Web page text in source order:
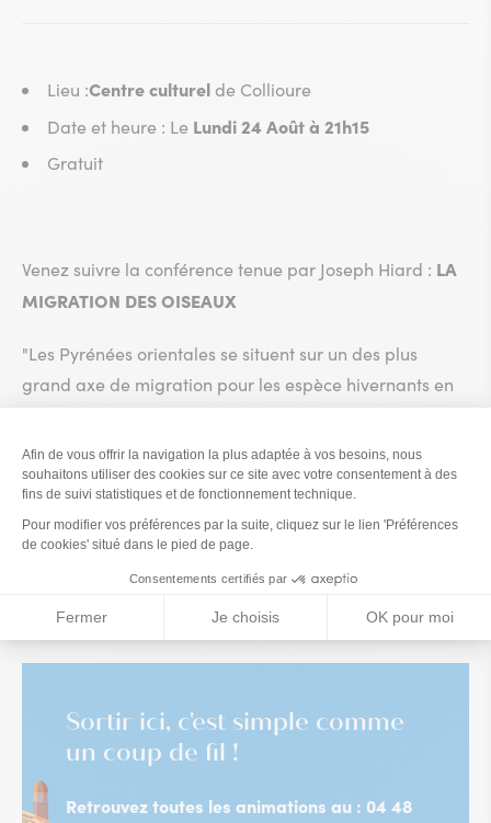
Lieu :Centre culturel de Collioure
Date et heure : Le Lundi 24 Août à 21h15
Gratuit
Venez suivre la conférence tenue par Joseph Hiard : LA
MIGRATION DES OISEAUX
"Les Pyrénées orientales se situent sur un des plus
grand axe de migration pour les espèce hivernants en
Afrique. Approche de la phénologie et stratégies des
espèces pour gérer ces grands déplacements."
Thèmes
Faune /Flore
Toutes les dates et horaires
Sortir ici, c'est simple comme
un coup de fil !
Retrouvez toutes les animations au : 04 48